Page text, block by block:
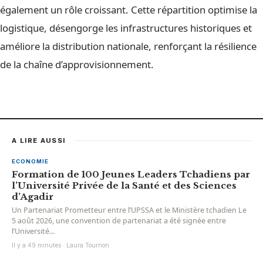
également un rôle croissant. Cette répartition optimise la
logistique, désengorge les infrastructures historiques et
améliore la distribution nationale, renforçant la résilience
de la chaîne d’approvisionnement.
A LIRE AUSSI
ECONOMIE
Formation de 100 Jeunes Leaders Tchadiens par
l’Université Privée de la Santé et des Sciences
d’Agadir
Un Partenariat Prometteur entre l’UPSSA et le Ministère tchadien Le
5 août 2026, une convention de partenariat a été signée entre
l’Université...
Il y a 49 minutes · Laura Tournon